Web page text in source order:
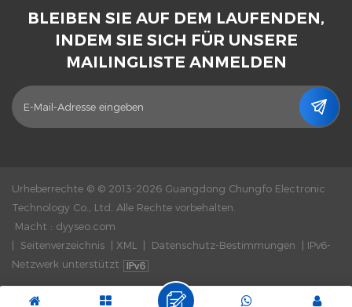
BLEIBEN SIE AUF DEM LAUFENDEN,
INDEM SIE SICH FÜR UNSERE
MAILINGLISTE ANMELDEN
Urheberrechte © © 2013-2026 Guangdong Chungfo Electronic
Technology Co., Ltd. Alle Rechte vorbehalten.
Macht : dyyseo.com
| Seitenverzeichnis | XML | Datenschutz-Bestimmungen | IPv6-
Netzwerk unterstützt